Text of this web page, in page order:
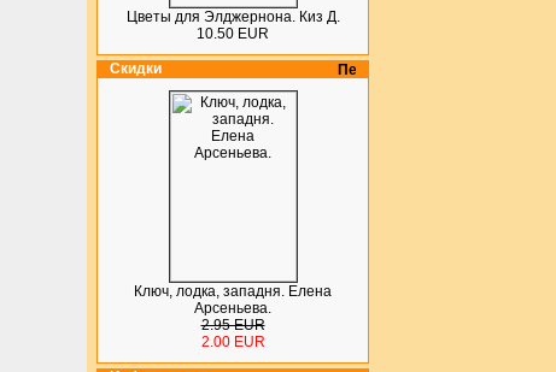
Цветы для Элджернона. Киз Д.
10.50 EUR
Скидки
Ключ, лодка, западня. Елена
Арсеньева.
2.95 EUR
2.00 EUR